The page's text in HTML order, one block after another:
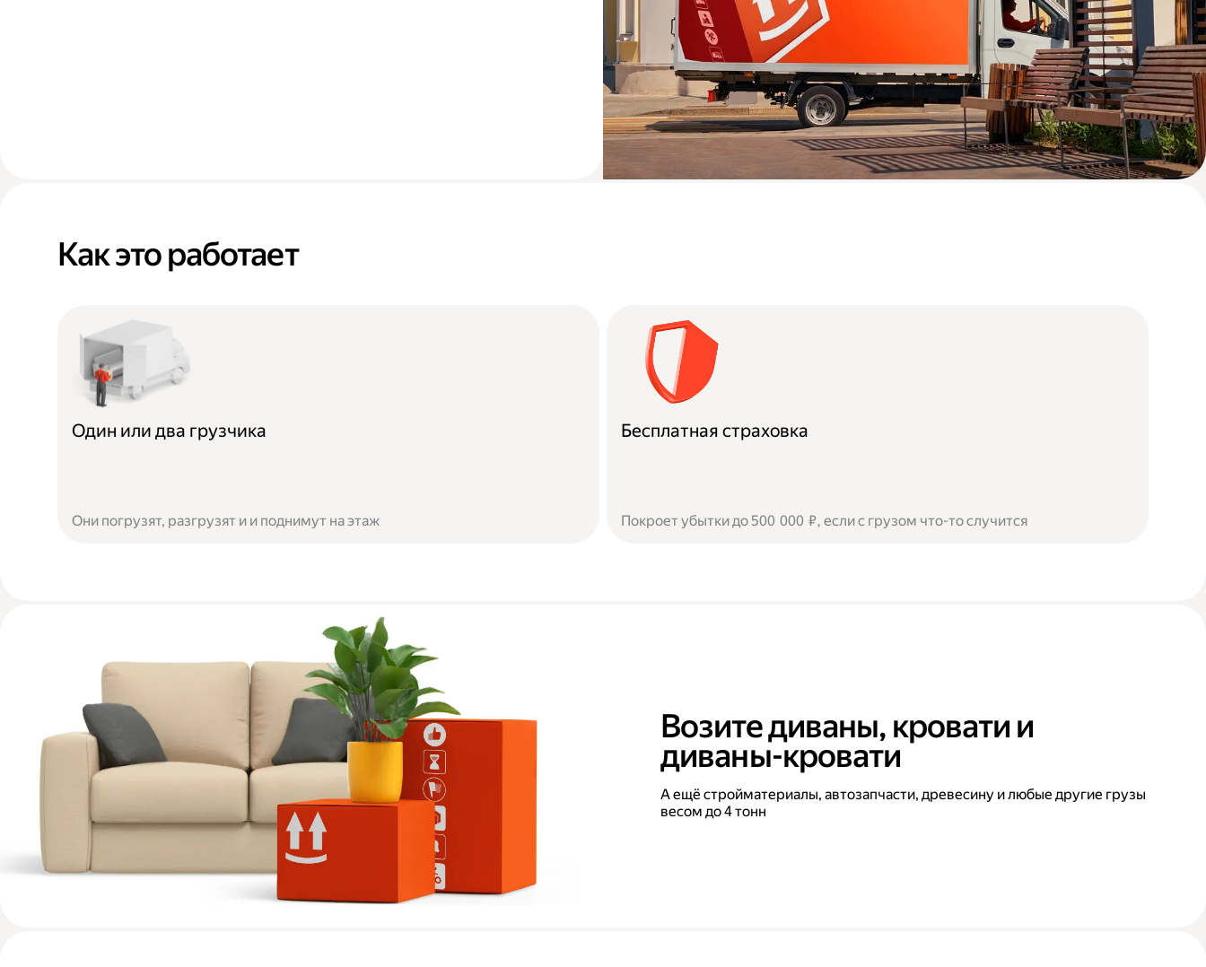
Как это работает
Один или два грузчика
Они погрузят, разгрузят и и поднимут на этаж
Бесплатная страховка
Покроет убытки до 500 000 ₽, если с грузом что-то случится
Возите диваны, кровати и
диваны-кровати
А ещё стройматериалы, автозапчасти, древесину и любые другие грузы
весом до 4 тонн